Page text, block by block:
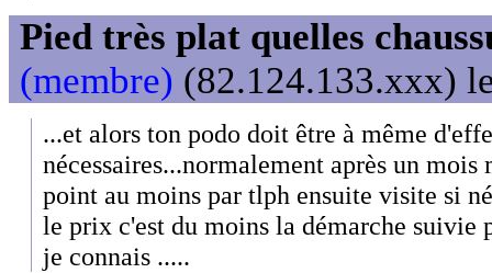
Pied très plat quelles
(membre) (82.124.133.xxx)
...et alors ton podo doit être à même
nécessaires...normalement après un
point au moins par tlph ensuite visite si
le prix c'est du moins la démarche suivie
je connais .....